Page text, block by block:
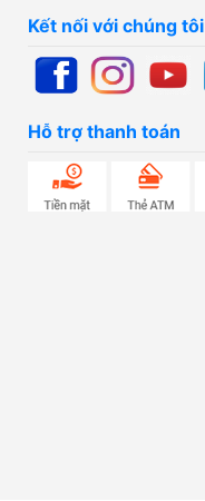
Kết nối với chúng tôi
Hỗ trợ thanh toán